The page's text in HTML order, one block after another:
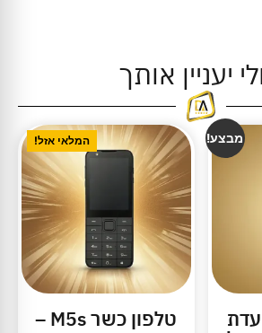
יעניין אותך
מבצע! המלאי אזל!
טלפון כשר M5s –